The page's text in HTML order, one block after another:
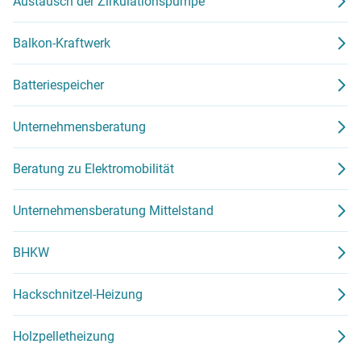
Balkon-Kraftwerk
Batteriespeicher
Unternehmensberatung
Beratung zu Elektromobilität
Unternehmensberatung Mittelstand
BHKW
Hackschnitzel-Heizung
Holzpelletheizung